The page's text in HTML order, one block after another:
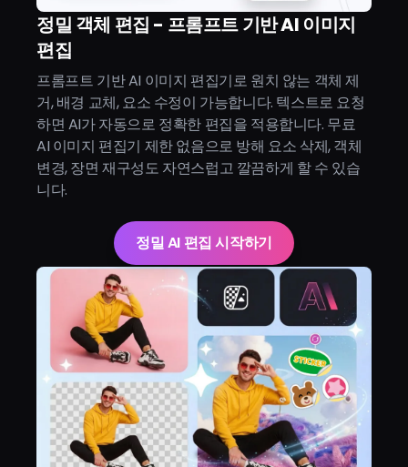
정밀 객체 편집 - 프롬프트 기반 AI 이미지
편집
프롬프트 기반 AI 이미지 편집기로 원치 않는 객체 제
거, 배경 교체, 요소 수정이 가능합니다. 텍스트로 요청
하면 AI가 자동으로 정확한 편집을 적용합니다. 무료
AI 이미지 편집기 제한 없음으로 방해 요소 삭제, 객체
변경, 장면 재구성도 자연스럽고 깔끔하게 할 수 있습
니다.
정밀 AI 편집 시작하기